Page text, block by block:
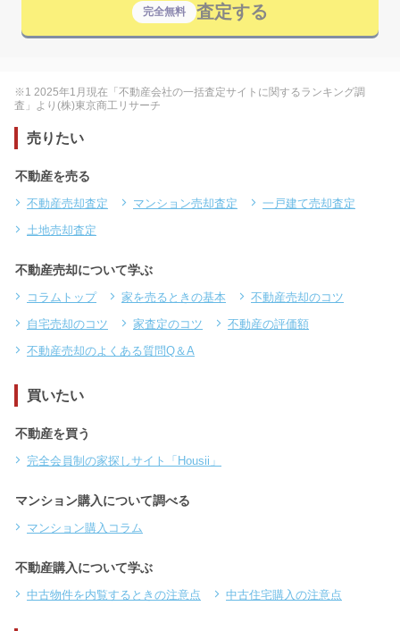
完全無料 査定する
※1 2025年1月現在「不動産会社の一括査定サイトに関するランキング調
査」より(株)東京商工リサーチ
売りたい
不動産を売る
不動産売却査定 マンション売却査定
一戸建て売却査定
土地売却査定
不動産売却について学ぶ
コラムトップ 家を売るときの基本
不動産売却のコツ
自宅売却のコツ
家査定のコツ
不動産の評価額
不動産売却のよくある質問Q＆A
買いたい
不動産を買う
完全会員制の家探しサイト「Housii」
マンション購入について調べる
マンション購入コラム
不動産購入について学ぶ
中古物件を内覧するときの注意点 中古住宅購入の注意点